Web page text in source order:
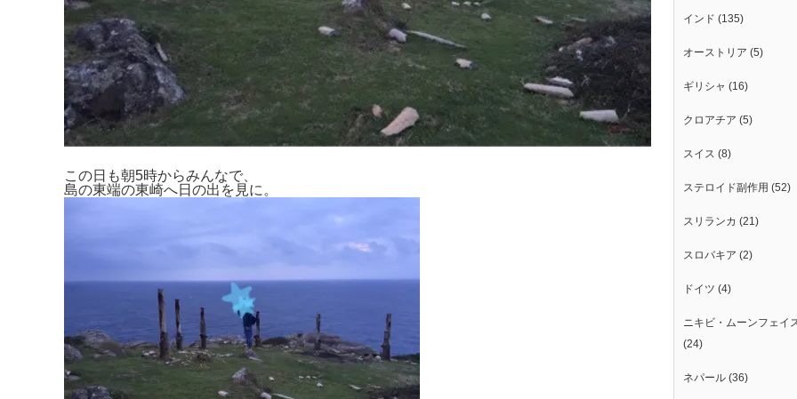
この日も朝5時からみんなで、
島の東端の東崎へ日の出を見に。
インド (135)
オーストリア (5)
ギリシャ (16)
クロアチア (5)
スイス (8)
ステロイド副作用 (52)
スリランカ (21)
スロバキア (2)
ドイツ (4)
ニキビ・ムーンフェイ
(24)
ネパール (36)